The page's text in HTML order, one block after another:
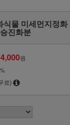
물 미세먼지정화
진화분
원
료)